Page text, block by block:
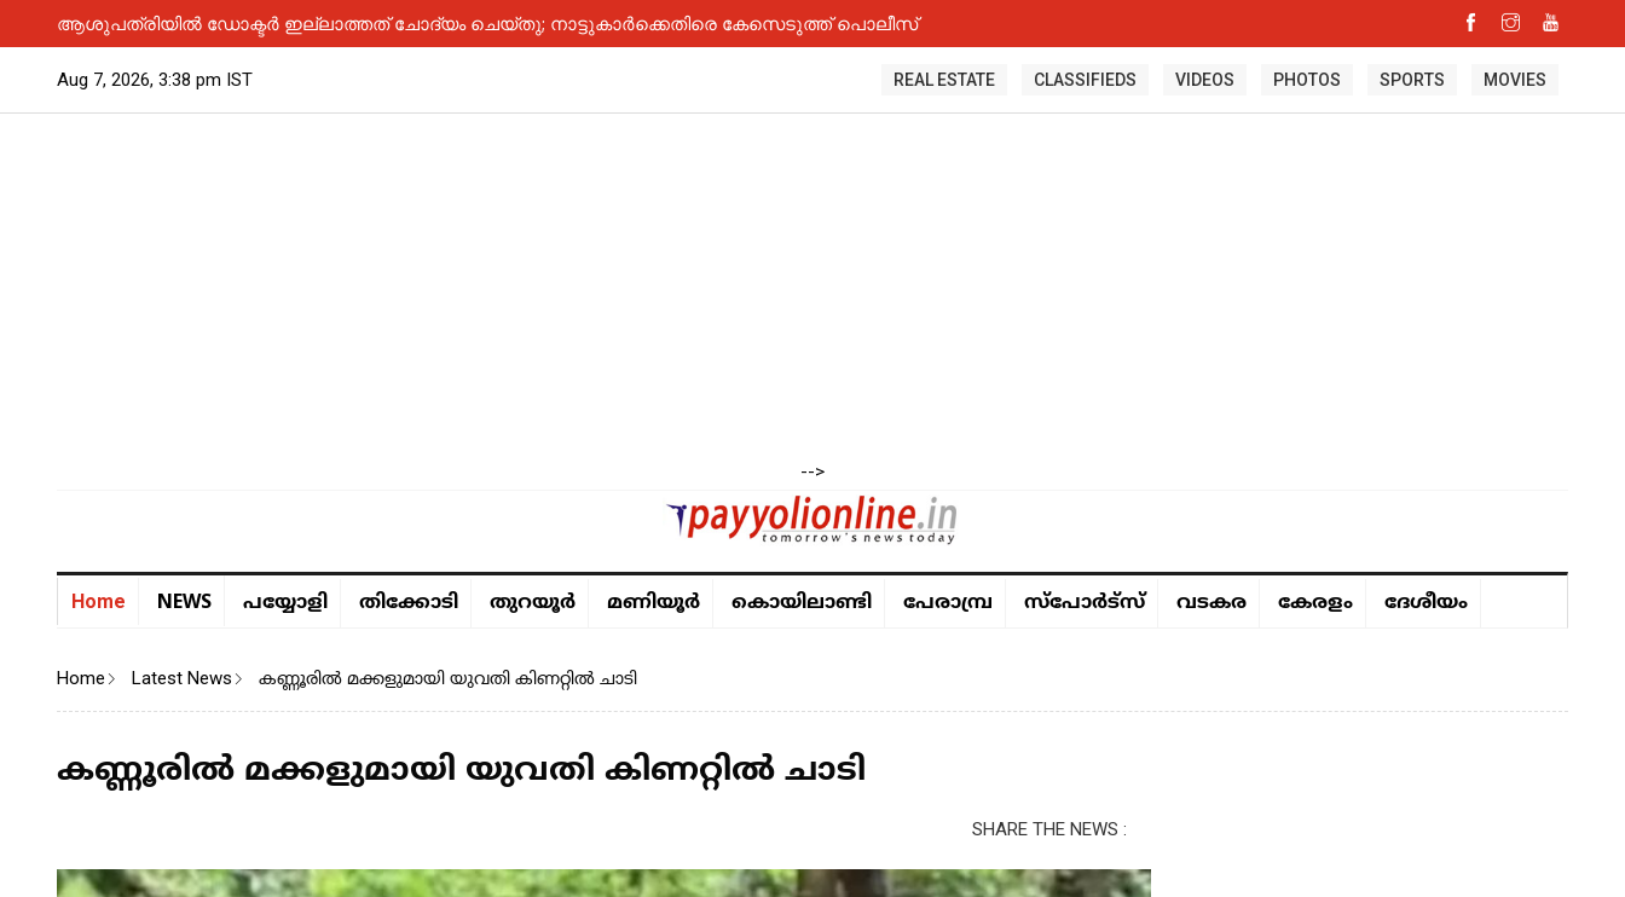
ആശുപത്രിയിൽ ഡോക്ടർ ഇല്ലാത്തത് ചോദ്യം ചെയ്തു; നാട്ടുകാർക്കെതിരെ കേസെടുത്ത് പൊലീസ്
Aug 7, 2026, 3:38 pm IST REAL ESTATE CLASSIFIEDS VIDEOS PHOTOS SPORTS MOVIES
-->
Home NEWS പയ്യോളി തിക്കോടി തുറയൂര്‍ മണിയൂര്‍ കൊയിലാണ്ടി പേരാമ്പ്ര സ്പോർട്സ് വടകര കേരളം ദേശീയം
Home Latest News കണ്ണൂരിൽ മക്കളുമായി യുവതി കിണറ്റിൽ ചാടി
കണ്ണൂരിൽ മക്കളുമായി യുവതി കിണറ്റിൽ ചാടി
SHARE THE NEWS :